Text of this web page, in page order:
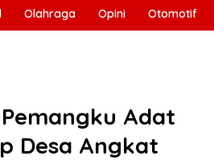
Olahraga Opini Otomotif
Adat
Desa Angkat